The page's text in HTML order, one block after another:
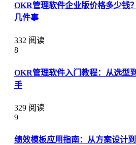
OKR管理软件企业版价格多少钱
几件事
332 阅读
8
OKR管理软件入门教程：从选型
手
329 阅读
9
绩效模板应用指南：从方案设计